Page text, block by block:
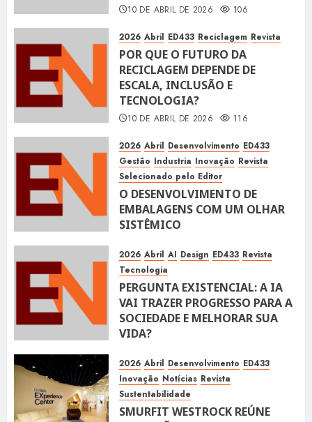
10 DE ABRIL DE 2026 106
2026 Abril ED433 Reciclagem Revista
POR QUE O FUTURO DA
RECICLAGEM DEPENDE DE
ESCALA, INCLUSÃO E
TECNOLOGIA?
10 DE ABRIL DE 2026 116
2026 Abril Desenvolvimento ED433
Gestão Industria Inovação Revista
Selecionado pelo Editor
O DESENVOLVIMENTO DE
EMBALAGENS COM UM OLHAR
SISTÊMICO
2026 Abril AI Design ED433 Revista
Tecnologia
PERGUNTA EXISTENCIAL: A IA
VAI TRAZER PROGRESSO PARA A
SOCIEDADE E MELHORAR SUA
VIDA?
2026 Abril Desenvolvimento ED433
Inovação Notícias Revista
Sustentabilidade
SMURFIT WESTROCK REÚNE